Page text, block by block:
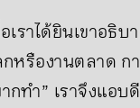
เราได้ยินเขาอธิ
หรืองานตลาด ก
กทำ” เราจึงแอ